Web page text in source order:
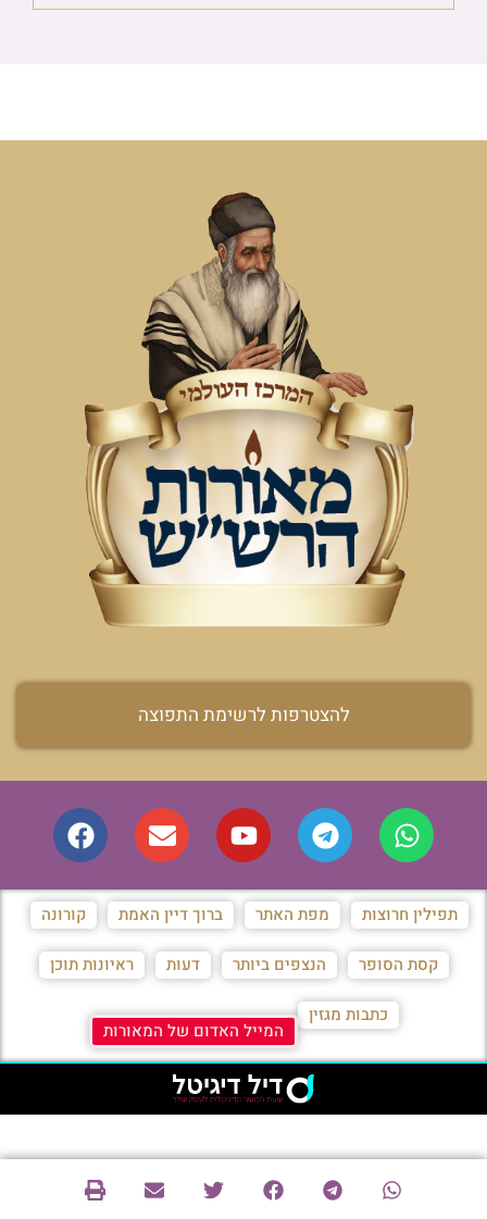
להצטרפות לרשימת התפוצה
תפילין חרוצות מפת האתר ברוך דיין האמת קורונה
קסת הסופר הנצפים ביותר דעות ראיונות תוכן
כתבות מגזין
המייל האדום של המאורות